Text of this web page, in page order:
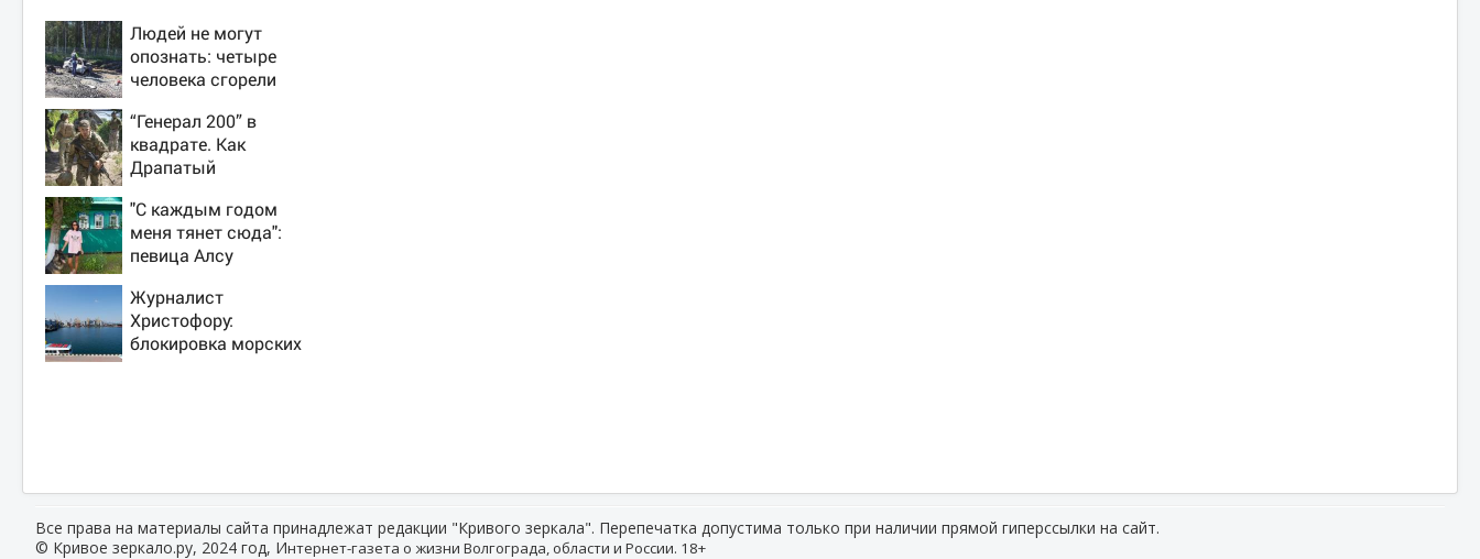
Людей не могут
опознать: четыре
человека сгорели
ДТП на трассе
07/08/2026 –
Новости
“Генерал 200” в
квадрате. Как
Драпатый
Сырского
"С каждым годом
меня тянет сюда":
певица Алсу
татарскую деревню,
где прошло ее
детство 07/08/2026
Журналист
Христофору:
блокировка морских
Все права на материалы сайта принадлежат редакции "Кривого зеркала". Перепечатка допустима только при наличии прямой гиперссылки на сайт.
© Кривое зеркало.ру, 2024 год, Интернет-газета о жизни Волгограда, области и России. 18+